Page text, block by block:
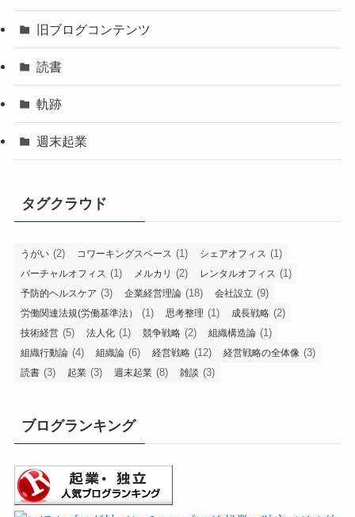
旧ブログコンテンツ
読書
軌跡
週末起業
タグクラウド
うがい (2) コワーキングスペース (1) シェアオフィス (1)
バーチャルオフィス (1) メルカリ (2) レンタルオフィス (1)
予防的ヘルスケア (3) 企業経営理論 (18) 会社設立 (9)
労働関連法規(労働基準法） (1) 思考整理 (1) 成長戦略 (2)
技術経営 (5) 法人化 (1) 競争戦略 (2) 組織構造論 (1)
組織行動論 (4) 組織論 (6) 経営戦略 (12) 経営戦略の全体像 (3)
読書 (3) 起業 (3) 週末起業 (8) 雑談 (3)
ブログランキング